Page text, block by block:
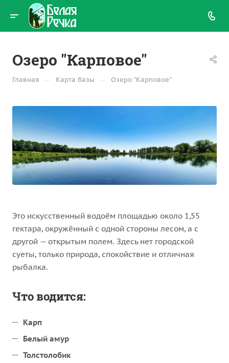
Озеро "Карповое"
Главная — Карта базы — Озеро "Карповое"
Это искусственный водоём площадью около 1,55
гектара, окружённый с одной стороны лесом, а с
другой — открытым полем. Здесь нет городской
суеты, только природа, спокойствие и отличная
рыбалка.
Что водится:
Карп
Белый амур
Толстолобик